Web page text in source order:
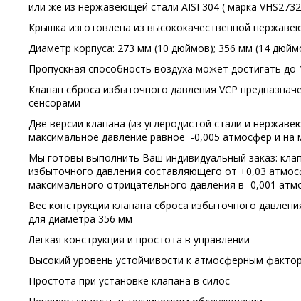
или же из нержавеющей стали AISI 304 ( марка
Крышка изготовлена из высококачественной
Диаметр корпуса: 273 мм (10 дюймов); 356 мм (14
Пропускная способность воздуха может достигать до
Клапан сброса избыточного давления VCP
сенсорами
Две версии клапана (из углеродистой стали и
максимальное давление равное -0,005 атмосфер и
Мы готовы выполнить Ваш индивидуальный заказ:
избыточного давления составляющего от +0,03
максимального отрицательного давления в -0,001
Вес конструкции клапана сброса избыточного
для диаметра 356 мм
Легкая конструкция и простота в управлении
Высокий уровень устойчивости к атмосферным
Простота при установке клапана в силос